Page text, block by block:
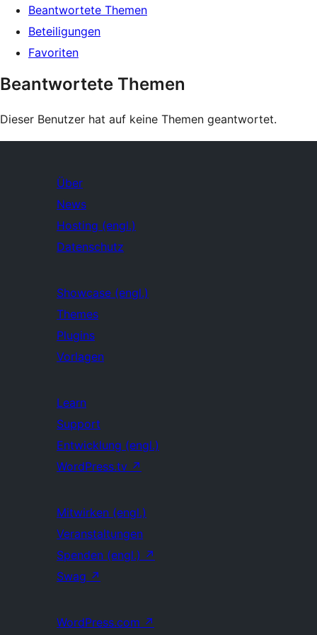
Beantwortete Themen
Beteiligungen
Favoriten
Beantwortete Themen
Dieser Benutzer hat auf keine Themen geantwortet.
Über
News
Hosting (engl.)
Datenschutz
Showcase (engl.)
Themes
Plugins
Vorlagen
Learn
Support
Entwicklung (engl.)
WordPress.tv ↗
Mitwirken (engl.)
Veranstaltungen
Spenden (engl.) ↗
Swag ↗
WordPress.com ↗